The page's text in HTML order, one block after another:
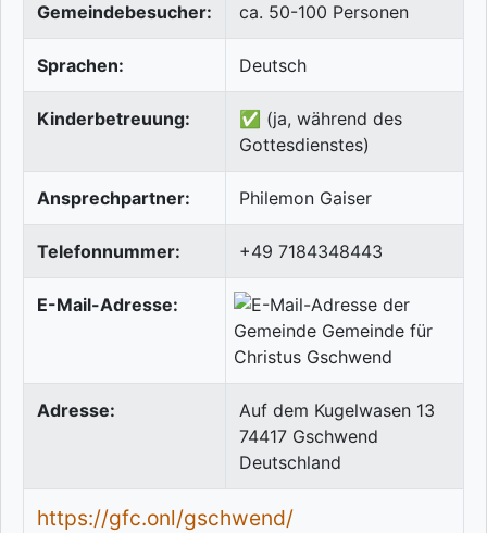
Gemeindebesucher: ca. 50-100 Personen
Sprachen: Deutsch
Kinderbetreuung:
✅ (ja, während des
Gottesdienstes)
Ansprechpartner: Philemon Gaiser
Telefonnummer: +49 7184348443
E-Mail-Adresse:
Adresse:
Auf dem Kugelwasen 13
74417 Gschwend
Deutschland
https://gfc.onl/gschwend/